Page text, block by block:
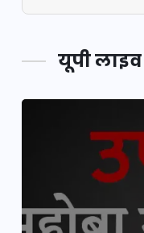
यूपी लाइव